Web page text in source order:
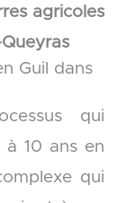
agricoles
Guil dans
qui
à 10 ans en
qui